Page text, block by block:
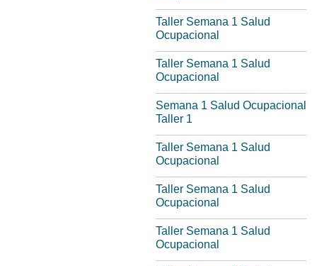
Taller Semana 1 Salud
Ocupacional
Taller Semana 1 Salud
Ocupacional
Semana 1 Salud Ocupacional
Taller 1
Taller Semana 1 Salud
Ocupacional
Taller Semana 1 Salud
Ocupacional
Taller Semana 1 Salud
Ocupacional